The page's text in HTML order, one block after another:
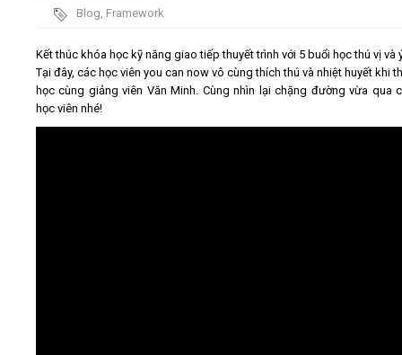
Video
Blog, Framework
Kết thúc khóa học kỹ năng giao tiếp thuyết trình với 5 buổi học thú vị và
Tại đây, các học viên you can now vô cùng thích thú và nhiệt huyết khi
học cùng giảng viên Văn Minh. Cùng nhìn lại chặng đường vừa qua
học viên nhé!